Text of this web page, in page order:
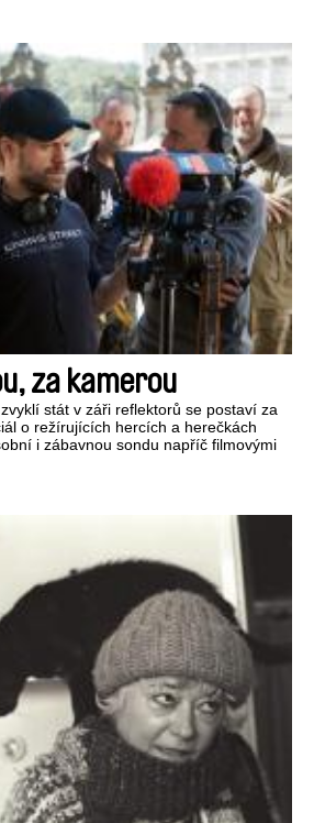
za kamerou
stát v záři reflektorů se postaví za
o režírujících hercích a herečkách
i zábavnou sondu napříč filmovými